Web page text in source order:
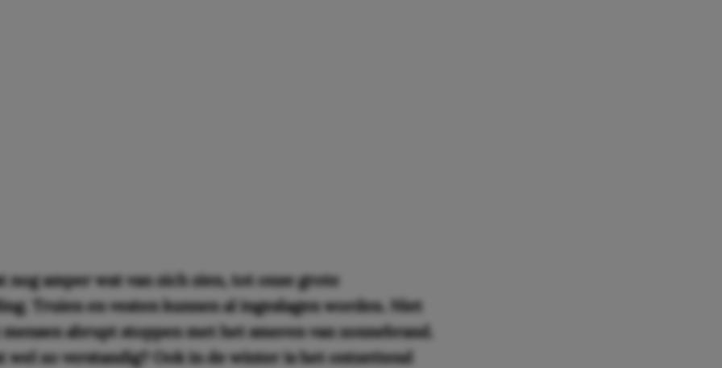
nog amper wat van zich zien, tot onze grote
Truien en vesten kunnen al ingeslagen worden. Niet
abrupt stoppen met het smeren van zonnebrand.
wel zo verstandig? Ook in de winter is het ontzettend